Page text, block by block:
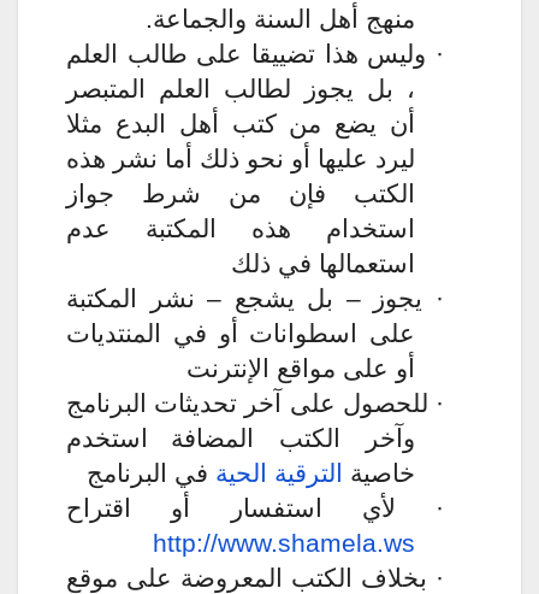
منهج أهل السنة والجماعة.
· وليس هذا تضييقا على طالب العلم
، بل يجوز لطالب العلم المتبصر
أن يضع من كتب أهل البدع مثلا
ليرد عليها أو نحو ذلك أما نشر هذه
الكتب فإن من شرط جواز
استخدام هذه المكتبة عدم
استعمالها في ذلك
·
يجوز – بل يشجع – نشر المكتبة
على اسطوانات أو في المنتديات
أو على مواقع الإنترنت
· للحصول على آخر تحديثات البرنامج
وآخر الكتب المضافة
استخدم
خاصية
الترقية الحية في البرنامج
· لأي استفسار أو اقتراح
http://www.shamela.ws
· بخلاف الكتب المعروضة على موقع